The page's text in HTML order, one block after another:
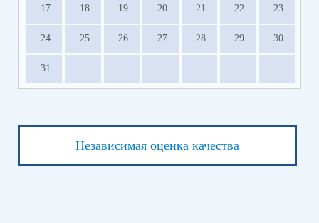
17 18 19 20 21 22 23
24 25 26 27 28 29 30
31
Независимая оценка качества